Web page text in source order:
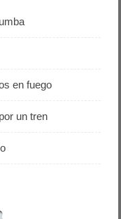
en fuego
un tren